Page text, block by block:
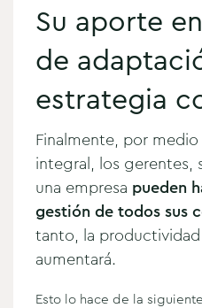
Su aporte
de
estrategia
Finalmente, por
integral, los gerentes,
una empresa pueden
gestión de todos sus
tanto, la
aumentará.
Esto lo hace de la